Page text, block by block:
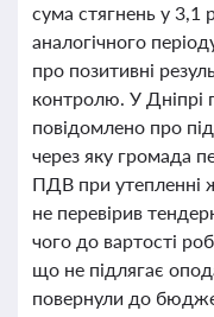
сума стягнень у 3,1
аналогічного
про позитивні
контролю. У Дніпрі
повідомлено про
через яку громада
ПДВ при утепленні
не перевірив
чого до вартості
що не підлягає
повернули до